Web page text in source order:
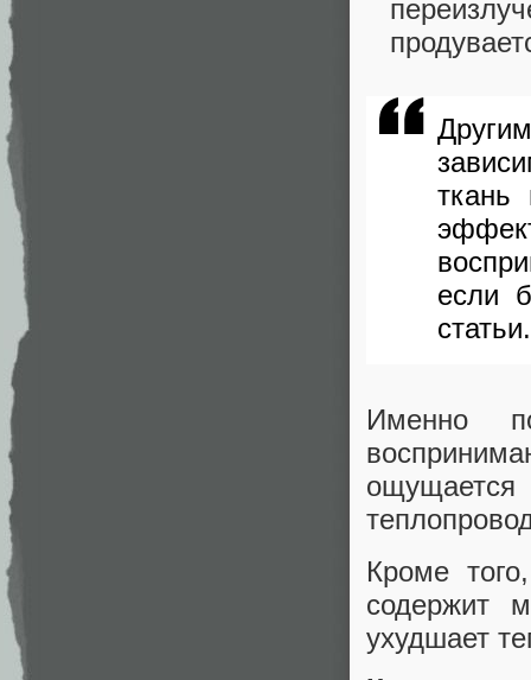
ткань
если
статьи.
Именно
Кроме
содержит
ухудшает